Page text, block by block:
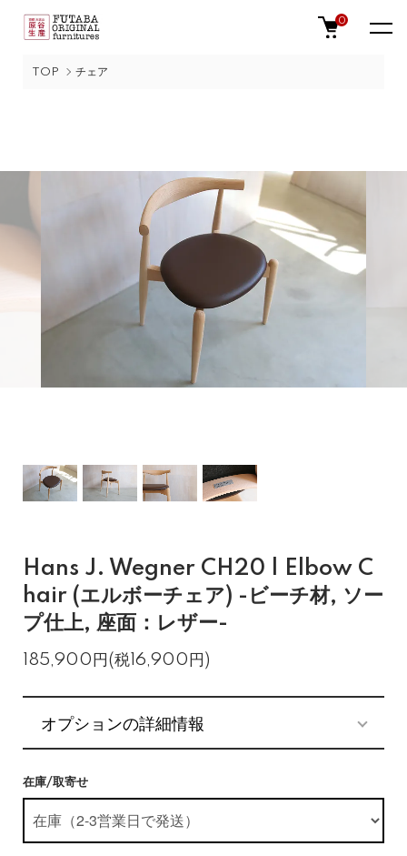
0
TOP チェア
Hans J. Wegner CH20 | Elbow C
hair (エルボーチェア) -ビーチ材, ソー
プ仕上, 座面：レザー-
185,900円(税16,900円)
オプションの詳細情報
在庫/取寄せ